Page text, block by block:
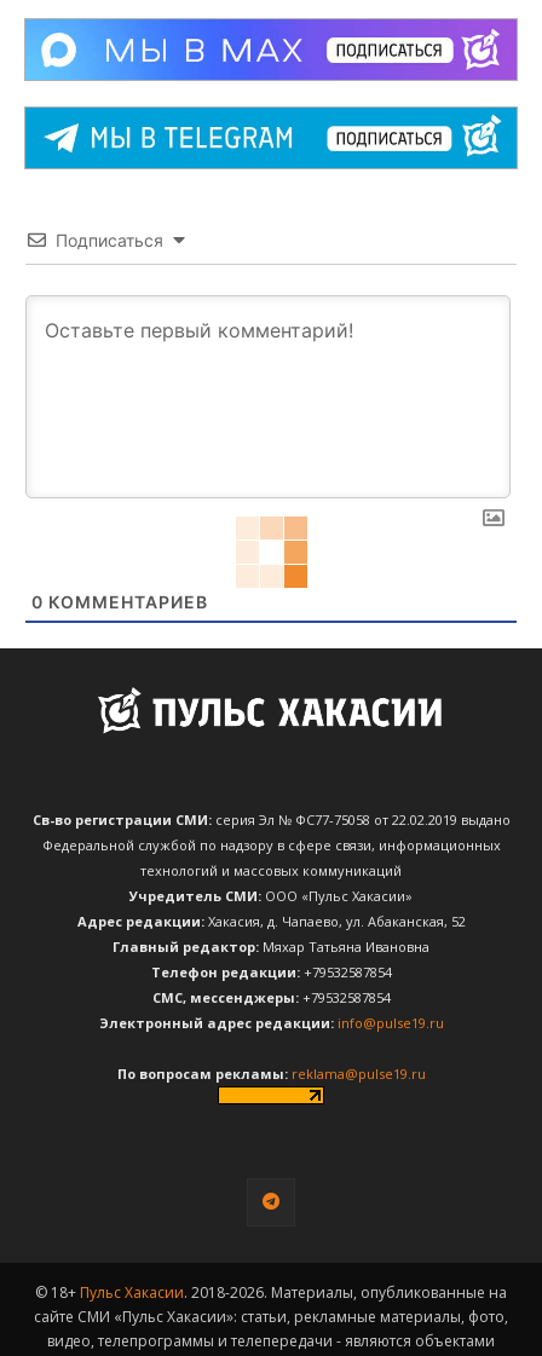
Подписаться
0 КОММЕНТАРИЕВ
Св-во регистрации СМИ:серия Эл № ФС77-75058 от 22.02.2019 выдано
Федеральной службой по надзору в сфере связи, информационных
технологий и массовых коммуникаций
Учредитель СМИ: ООО «Пульс Хакасии»
Адрес редакции:Хакасия, д. Чапаево, ул. Абаканская, 52
Главный редактор: Мяхар Татьяна Ивановна
Телефон редакции:+79532587854
CМС, мессенджеры:+79532587854
Электронный адрес редакции: info@pulse19.ru
По вопросам рекламы: reklama@pulse19.ru
© 18+ Пульс Хакасии. 2018-2026. Материалы, опубликованные на
сайте СМИ «Пульс Хакасии»: статьи, рекламные материалы, фото,
видео, телепрограммы и телепередачи - являются объектами